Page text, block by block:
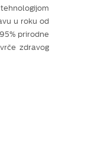
u roku od
prirodne
zdravog